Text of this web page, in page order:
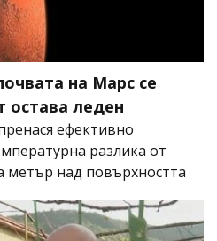
на Марс се
остава леден
ефективно
разлика от
метър над повърхността